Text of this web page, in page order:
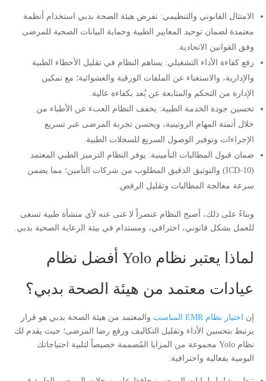
الامتثال القانوني والتنظيمي: تفرض هيئة الصحة بدبي استخدام أنظمة
معتمدة لضمان توحيد المعايير الطبية وحماية البيانات الصحية للمرضى
وفق القوانين الاتحادية.
رفع كفاءة الأداء التشغيلي: يساهم النظام في تقليل الأخطاء الطبية
والإدارية، والاستغناء عن الملفات الورقية والعشوائية؛ مع تمكين
الإدارة من التحكم والمتابعة عن بُعد بكفاءة عالية.
تحسين جودة الخدمة الطبية: يخفف النظام العبء عن الأطباء من
خلال أتمتة المهام الروتينية، ويحسن تجربة المرضى عبر تسريع
الإجراءات وتوفير الوصول السريع للسجلات الطبية.
ضمان قبول المطالبات التأمينية: يوفر النظام الترميز الطبي المعتمد
(ICD-10) والتوثيق الدقيق المطلوب من شركات التأمين؛ مما يضمن
سرعة معالجة المطالبات وتقليل الرفض.
وبناءً على ذلك، أصبح النظام عنصراً لا غنى عنه لأي منشأة طبية تسعى
للعمل بشكل قانوني، احترافي، ومستدام في بيئة الرعاية الصحية بدبي.
لماذا يعتبر نظام Yolo أفضل نظام
عيادات معتمد من هيئة الصحة بدبي؟
إن اختيار نظام EMR المناسب
والمعتمد من هيئة الصحة بدبي هو قرار
يرتبط بتحسين الأداء وتقليل التكاليف ورفع رضا المرضى؛ حيث يقدم لك
نظام Yolo مجموعة من المزايا المُصممة خصيصاً لتلبية احتياجاتك
اليومية بفعالية واحترافية: